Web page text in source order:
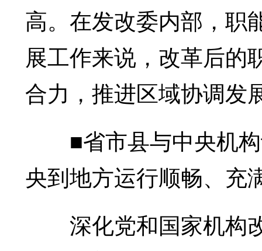
高。在发改委内部，职
展工作来说，改革后的
合力，推进区域协调发
■省市县与中央机构
央到地方运行顺畅、充
深化党和国家机构